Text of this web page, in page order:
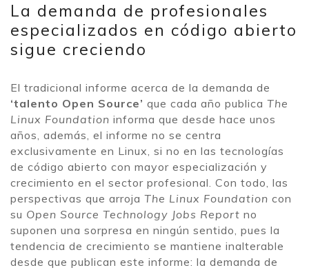
La demanda de profesionales
especializados en código abierto
sigue creciendo
El tradicional informe acerca de la demanda de
‘talento Open Source’ que cada año publica The
Linux Foundation informa que desde hace unos
años, además, el informe no se centra
exclusivamente en Linux, si no en las tecnologías
de código abierto con mayor especialización y
crecimiento en el sector profesional. Con todo, las
perspectivas que arroja The Linux Foundation con
su Open Source Technology Jobs Report no
suponen una sorpresa en ningún sentido, pues la
tendencia de crecimiento se mantiene inalterable
desde que publican este informe: la demanda de